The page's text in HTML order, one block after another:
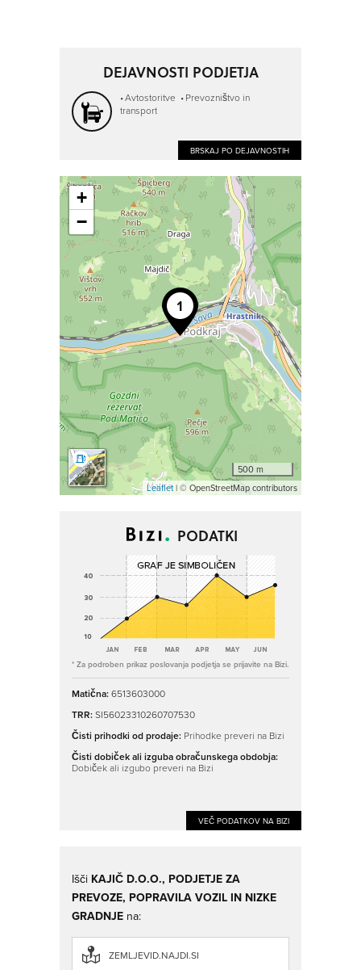
DEJAVNOSTI PODJETJA
Avtostoritve
Prevozništvo in
transport
BRSKAJ PO DEJAVNOSTIH
+
−
500 m
Leaflet| © OpenStreetMap contributors
PODATKI
* Za podroben prikaz poslovanja podjetja se prijavite na Bizi.
Matična:6513603000
TRR:SI56023310260707530
Čisti prihodki od prodaje: Prihodke preveri na Bizi
Čisti dobiček ali izguba obračunskega obdobja:
Dobiček ali izgubo preveri na Bizi
VEČ PODATKOV NA BIZI
Išči KAJIČ D.O.O., PODJETJE ZA
PREVOZE, POPRAVILA VOZIL IN NIZKE
GRADNJE na:
ZEMLJEVID.NAJDI.SI